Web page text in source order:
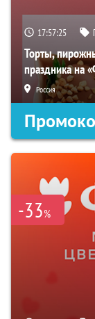
17:57:24
Торты,
праздника на
Россия
-33%